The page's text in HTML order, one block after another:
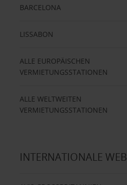
BARCELONA
LISSABON
ALLE EUROPÄISCHEN
VERMIETUNGSSTATIONEN
ALLE WELTWEITEN
VERMIETUNGSSTATIONEN
INTERNATIONALE